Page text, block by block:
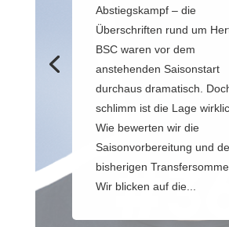
Abstiegskampf – die
Überschriften rund um
BSC waren vor dem
anstehenden Saisonstart
durchaus dramatisch.
schlimm ist die Lage
Wie bewerten wir die
Saisonvorbereitung und
bisherigen
Wir blicken auf die...